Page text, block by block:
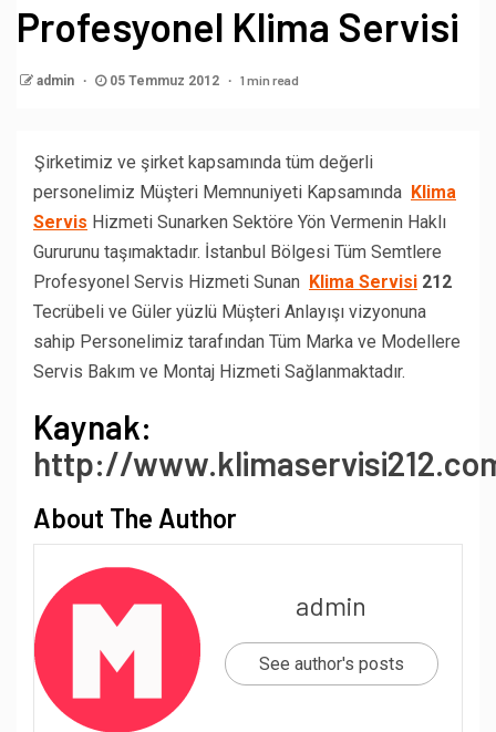
Profesyonel Klima Servisi
admin 05 Temmuz 2012 1 min read
Şirketimiz ve şirket kapsamında tüm değerli
personelimiz Müşteri Memnuniyeti Kapsamında Klima
Servis Hizmeti Sunarken Sektöre Yön Vermenin Haklı
Gururunu taşımaktadır. İstanbul Bölgesi Tüm Semtlere
Profesyonel Servis Hizmeti Sunan Klima Servisi 212
Tecrübeli ve Güler yüzlü Müşteri Anlayışı vizyonuna
sahip Personelimiz tarafından Tüm Marka ve Modellere
Servis Bakım ve Montaj Hizmeti Sağlanmaktadır.
Kaynak:
http://
About The Author
admin
See author's posts